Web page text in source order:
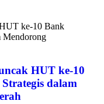
HUT ke-10
dalam